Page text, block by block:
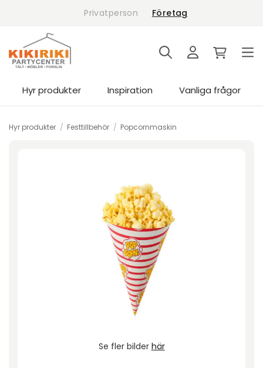
Privatperson Företag
Hyr produkter Inspiration Vanliga frågor
Hyr produkter / Festtillbehör / Popcornmaskin
Se fler bilder här